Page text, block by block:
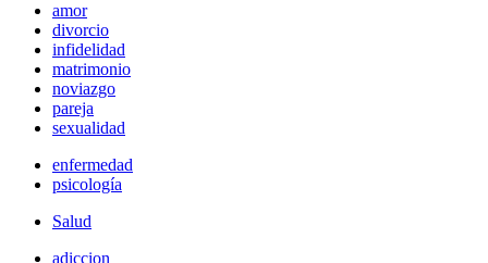
amor
divorcio
infidelidad
matrimonio
noviazgo
pareja
sexualidad
enfermedad
psicología
Salud
adiccion